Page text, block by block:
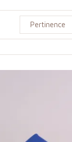
Pertinence